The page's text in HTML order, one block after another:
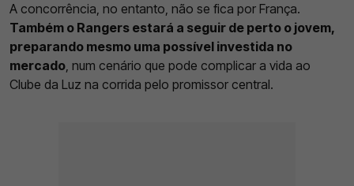
A concorrência, no entanto, não se fica por França.
Também o Rangers estará a seguir de perto o jovem,
preparando mesmo uma possível investida no
mercado, num cenário que pode complicar a vida ao
Clube da Luz na corrida pelo promissor central.